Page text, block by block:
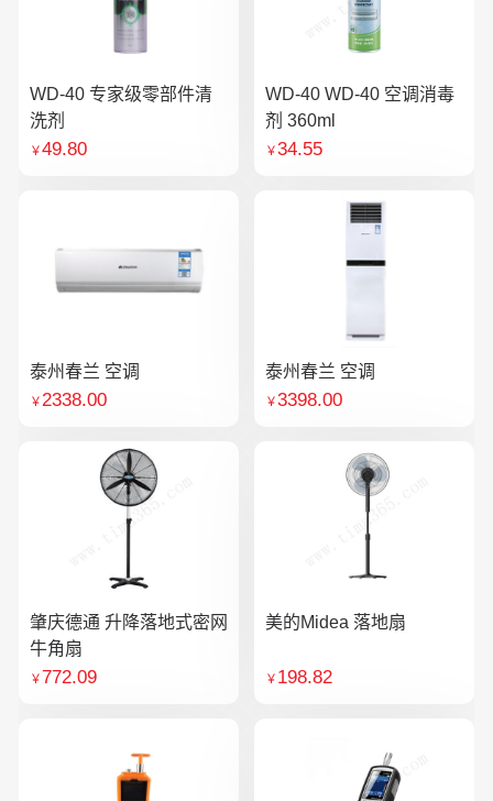
WD-40 专家级零部件清
洗剂
￥49.80
WD-40 WD-40 空调消毒
剂 360ml
￥34.55
泰州春兰 空调
￥2338.00
泰州春兰 空调
￥3398.00
肇庆德通 升降落地式密网
牛角扇
￥772.09
美的Midea 落地扇
￥ 198.82